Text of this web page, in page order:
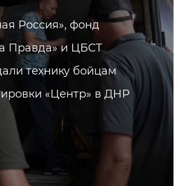
Россия», фонд
Правда» и ЦБСТ
технику бойцам
«Центр» в ДНР